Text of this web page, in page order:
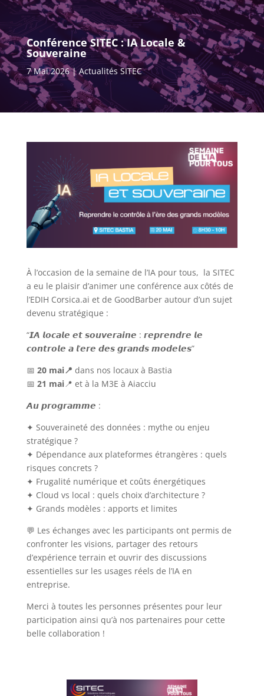
Conférence SITEC : IA Locale &
Souveraine
7 Mai 2026 Actualités SITEC
À l’occasion de la semaine de l’IA pour tous, la SITEC
a eu le plaisir d’animer une conférence aux côtés de
l’EDIH Corsica.ai et de GoodBarber autour d’un sujet
devenu stratégique :
“𝙄𝘼 𝙡𝙤𝙘𝙖𝙡𝙚 𝙚𝙩 𝙨𝙤𝙪𝙫𝙚𝙧𝙖𝙞𝙣𝙚 : 𝙧𝙚𝙥𝙧𝙚𝙣𝙙𝙧𝙚 𝙡𝙚
𝙘𝙤𝙣𝙩𝙧𝙤𝙡𝙚 𝙖 𝙡’𝙚𝙧𝙚 𝙙𝙚𝙨 𝙜𝙧𝙖𝙣𝙙𝙨 𝙢𝙤𝙙𝙚𝙡𝙚𝙨”
📅 20 mai📍 dans nos locaux à Bastia
📅 21 mai📍 et à la M3E à Aiacciu
𝘼𝙪 𝙥𝙧𝙤𝙜𝙧𝙖𝙢𝙢𝙚 :
✦ Souveraineté des données : mythe ou enjeu
stratégique ?
✦ Dépendance aux plateformes étrangères : quels
risques concrets ?
✦ Frugalité numérique et coûts énergétiques
✦ Cloud vs local : quels choix d’architecture ?
✦ Grands modèles : apports et limites
💬 Les échanges avec les participants ont permis de
confronter les visions, partager des retours
d’expérience terrain et ouvrir des discussions
essentielles sur les usages réels de l’IA en
entreprise.
Merci à toutes les personnes présentes pour leur
participation ainsi qu’à nos partenaires pour cette
belle collaboration !